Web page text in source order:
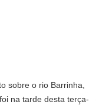
sobre o rio Barrinha,
na tarde desta terça-